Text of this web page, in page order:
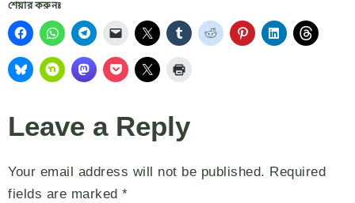
শেয়ার করুনঃ
Leave a Reply
Your email address will not be published. Required
fields are marked *